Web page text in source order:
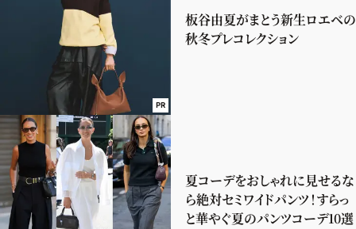
PR
板谷由夏がまとう新生ロエベの
秋冬プレコレクション
夏コーデをおしゃれに見せるな
ら絶対セミワイドパンツ！すらっ
と華やぐ夏のパンツコーデ10選